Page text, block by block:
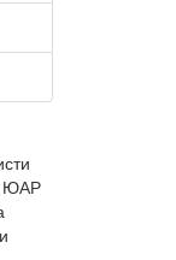
ЮАР